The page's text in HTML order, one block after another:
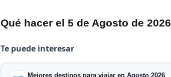
Qué hacer el 5 de Agosto de 2026
Te puede interesar
Mejores destinos para viajar en Agosto 2026